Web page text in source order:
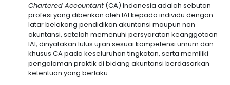
Chartered Accountant (CA) Indonesia adalah sebutan
profesi yang diberikan oleh IAI kepada individu dengan
latar belakang pendidikan akuntansi maupun non
akuntansi, setelah memenuhi persyaratan keanggotaan
IAI, dinyatakan lulus ujian sesuai kompetensi umum dan
khusus CA pada keseluruhan tingkatan, serta memiliki
pengalaman praktik di bidang akuntansi berdasarkan
ketentuan yang berlaku.